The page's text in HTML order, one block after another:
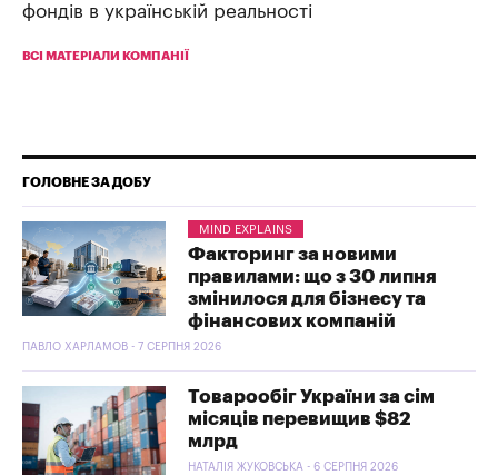
фондів в українській реальності
ВСІ МАТЕРІАЛИ КОМПАНІЇ
ГОЛОВНЕ ЗА ДОБУ
MIND EXPLAINS
Факторинг за новими
правилами: що з 30 липня
змінилося для бізнесу та
фінансових компаній
ПАВЛО ХАРЛАМОВ - 7 СЕРПНЯ 2026
Товарообіг України за сім
місяців перевищив $82
млрд
НАТАЛІЯ ЖУКОВСЬКА - 6 СЕРПНЯ 2026